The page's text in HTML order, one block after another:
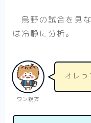
烏野の試合を見
は冷静に分析。
ワン親方
オレ